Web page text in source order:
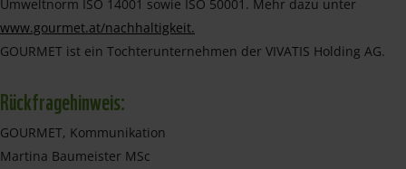
Umweltnorm ISO 14001 sowie ISO 50001. Mehr dazu unter
www.gourmet.at/nachhaltigkeit.
GOURMET ist ein Tochterunternehmen der VIVATIS Holding AG.
Rückfragehinweis:
GOURMET, Kommunikation
Martina Baumeister MSc